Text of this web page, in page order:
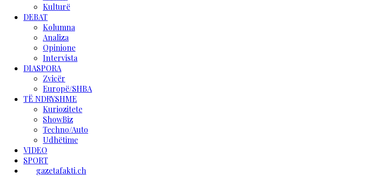
Kulturë
DEBAT
Kolumna
Analiza
Opinione
Intervista
DIASPORA
Zvicër
Europë/SHBA
TË NDRYSHME
Kuriozitete
ShowBiz
Techno/Auto
Udhëtime
VIDEO
SPORT
gazetafakti.ch